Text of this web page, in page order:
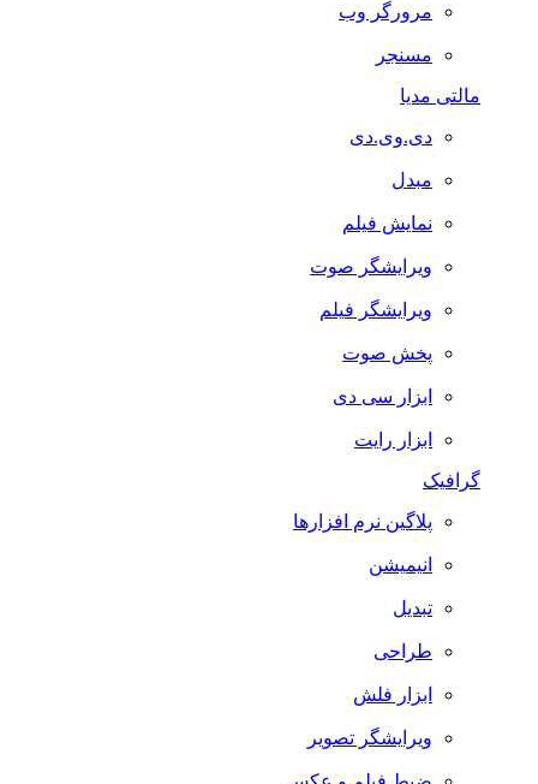
مرورگر وب
مسنجر
مالتی مدیا
دی.وی.دی
مبدل
نمایش فیلم
ویرایشگر صوت
ویرایشگر فیلم
پخش صوت
ابزار سی دی
ابزار رایت
گرافیک
پلاگین نرم افزارها
انیمیشن
تبدیل
طراحی
ابزار فلش
ویرایشگر تصویر